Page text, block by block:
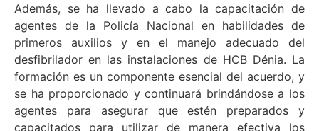
Además, se ha llevado a cabo la capacitación de
agentes de la Policía Nacional en habilidades de
primeros auxilios y en el manejo adecuado del
desfibrilador en las instalaciones de HCB Dénia. La
formación es un componente esencial del acuerdo, y
se ha proporcionado y continuará brindándose a los
agentes para asegurar que estén preparados y
capacitados para utilizar de manera efectiva los